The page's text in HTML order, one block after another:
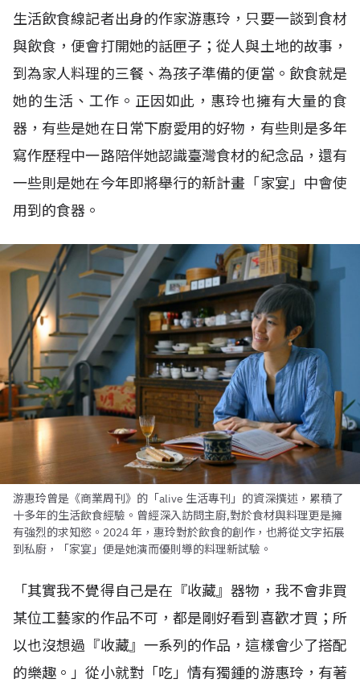
生活飲食線記者出身的作家游惠玲，只要一談到食材
與飲食，便會打開她的話匣子；從人與土地的故事，
到為家人料理的三餐、為孩子準備的便當。飲食就是
她的生活、工作。正因如此，惠玲也擁有大量的食
器，有些是她在日常下廚愛用的好物，有些則是多年
寫作歷程中一路陪伴她認識臺灣食材的紀念品，還有
一些則是她在今年即將舉行的新計畫「家宴」中會使
用到的食器。
游惠玲曾是《商業周刊》的「alive 生活專刊」的資深撰述，累積了
十多年的生活飲食經驗。曾經深入訪問主廚,對於食材與料理更是擁
有強烈的求知慾。2024 年，惠玲對於飲食的創作，也將從文字拓展
到私廚，「家宴」便是她演而優則導的料理新試驗。
「其實我不覺得自己是在『收藏』器物，我不會非買
某位工藝家的作品不可，都是剛好看到喜歡才買；所
以也沒想過『收藏』一系列的作品，這樣會少了搭配
的樂趣。」從小就對「吃」情有獨鍾的游惠玲，有著